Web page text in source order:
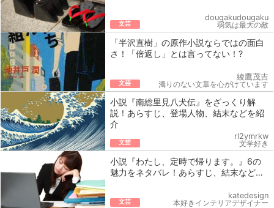
文芸
dougakudougaku
弱気は最大の敵
「半沢直樹」の原作小説ならではの面白
さ！「倍返し」とは言ってない！?
文芸
綾鷹茂吉
濁りのない文章を心がけています
小説『南総里見八犬伝』をざっくり解
説！あらすじ、登場人物、結末などを紹
介
文芸
rl2ymrkw
文学好き
小説『わたし、定時で帰ります。』6の
魅力をネタバレ！あらすじ、結末など…
文芸
katedesign
本好きインテリアデザイナー